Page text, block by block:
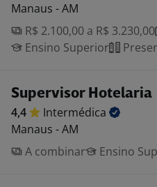
Manaus - AM
R$ 2.100,00 a R$ 3.230,00
Ensino Superior
Supervisor Hotelaria
4,4
Intermédica
Manaus - AM
A combinar
Ensino